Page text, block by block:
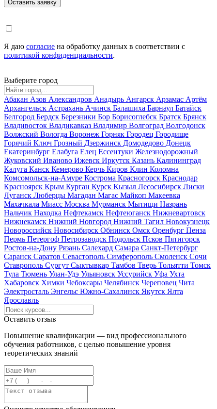
Я даю согласие на обработку данных в соответствии с
политикой конфиденциальности.
Выберите город
Абакан Азов Александров Анадырь Ангарск Арзамас Артём
Архангельск Астрахань Ачинск Балашиха Барнаул Батайск
Белгород Бердск Березники Бор Борисоглебск Братск Брянск
Владивосток Владикавказ Владимир Волгоград Волгодонск
Волжский Вологда Воронеж Горняк Городец Городище
Горячий Ключ Грозный Дзержинск Домодедово Донецк
Екатеринбург Елабуга Елец Ессентуки Железнодорожный
Жуковский Иваново Ижевск Иркутск Казань Калининград
Калуга Канск Кемерово Керчь Киров Клин Коломна
Комсомольск-на-Амуре Кострома Красногорск Краснодар
Красноярск Крым Курган Курск Кызыл Лесосибирск Лиски
Луганск Люберцы Магадан Магас Майкоп Макеевка
Махачкала Миасс Москва Мурманск Мытищи Назрань
Нальчик Находка Нефтекамск Нефтеюганск Нижневартовск
Нижнекамск Нижний Новгород Нижний Тагил Новокузнецк
Новороссийск Новосибирск Обнинск Омск Оренбург Пенза
Пермь Петергоф Петрозаводск Подольск Псков Пятигорск
Ростов-на-Дону Рязань Салехард Самара Санкт-Петербург
Саранск Саратов Севастополь Симферополь Смоленск Сочи
Ставрополь Сургут Сыктывкар Тамбов Тверь Тольятти Томск
Тула Тюмень Улан-Удэ Ульяновск Уссурийск Уфа Ухта
Хабаровск Химки Чебоксары Челябинск Череповец Чита
Электросталь Энгельс Южно-Сахалинск Якутск Ялта
Ярославль
Оставить отзыв
Повышение квалификации — вид профессионального
обучения работников, с целью повышение уровня
теоретических знаний